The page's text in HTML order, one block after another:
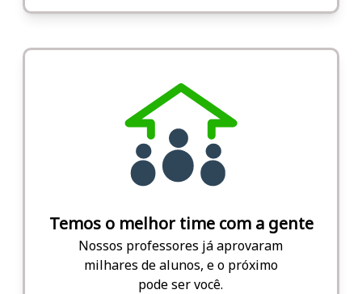
Temos o melhor time com a gente
Nossos professores já aprovaram
milhares de alunos, e o próximo
pode ser você.